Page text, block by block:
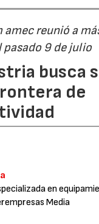
amec reunió a
9 de julio
busca
de
en
Media